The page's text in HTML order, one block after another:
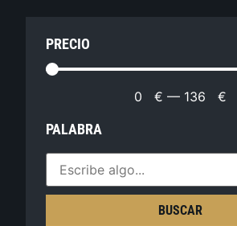
PRECIO
0 € — 136 €
PALABRA
BUSCAR